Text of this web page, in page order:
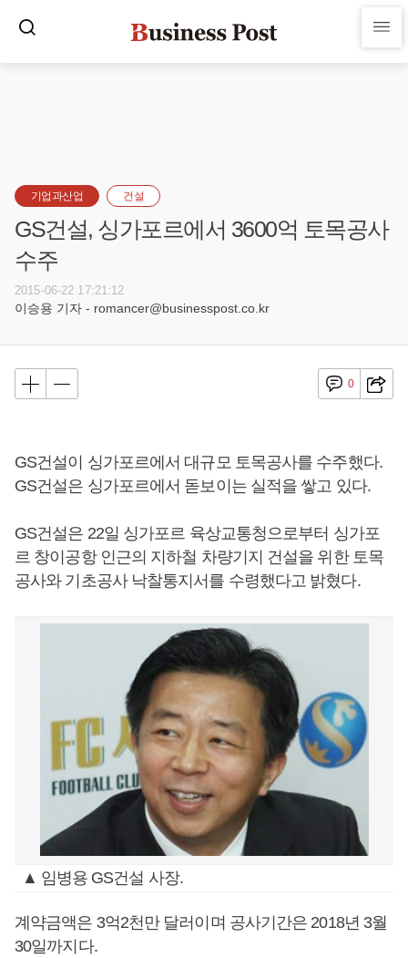
기업과산업 건설
GS건설, 싱가포르에서 3600억 토목공사
수주
2015-06-22 17:21:12
이승용 기자 - romancer@businesspost.co.kr
0
GS건설이 싱가포르에서 대규모 토목공사를 수주했다.
GS건설은 싱가포르에서 돋보이는 실적을 쌓고 있다.
GS건설은 22일 싱가포르 육상교통청으로부터 싱가포
르 창이공항 인근의 지하철 차량기지 건설을 위한 토목
공사와 기초공사 낙찰통지서를 수령했다고 밝혔다.
▲ 임병용 GS건설 사장.
계약금액은 3억2천만 달러이며 공사기간은 2018년 3월
30일까지다.